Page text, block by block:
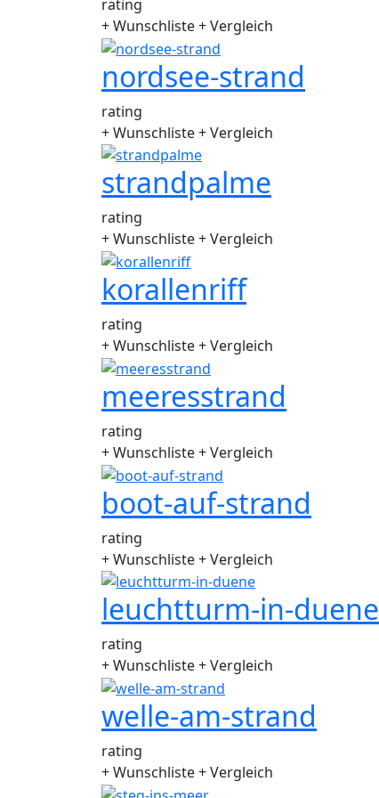
rating
+ Wunschliste+ Vergleich
nordsee-strand
rating
+ Wunschliste+ Vergleich
strandpalme
rating
+ Wunschliste+ Vergleich
korallenriff
rating
+ Wunschliste+ Vergleich
meeresstrand
rating
+ Wunschliste+ Vergleich
boot-auf-strand
rating
+ Wunschliste+ Vergleich
leuchtturm-in-duene
rating
+ Wunschliste+ Vergleich
welle-am-strand
rating
+ Wunschliste+ Vergleich